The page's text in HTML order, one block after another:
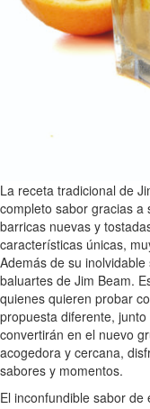
La receta tradicional de
completo sabor gracias a
barricas nuevas y
características únicas,
Además de su
baluartes de Jim Beam.
quienes quieren probar
propuesta diferente,
convertirán en el nuevo
acogedora y cercana,
sabores y momentos.
El inconfundible sabor